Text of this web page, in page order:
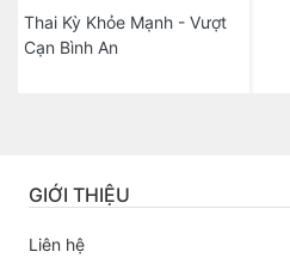
Thai Kỳ Khỏe Mạnh - Vượt
Cạn Bình An
GIỚI THIỆU
Liên hệ